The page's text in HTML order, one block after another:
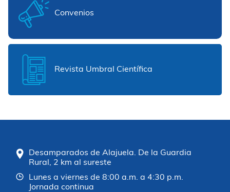
Convenios
Revista Umbral Científica
Desamparados de Alajuela. De la Guardia
Rural, 2 km al sureste
Lunes a viernes de 8:00 a.m. a 4:30 p.m.
Jornada continua